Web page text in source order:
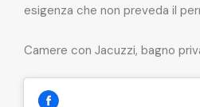
esigenza che non preveda il
Camere con Jacuzzi, bagno